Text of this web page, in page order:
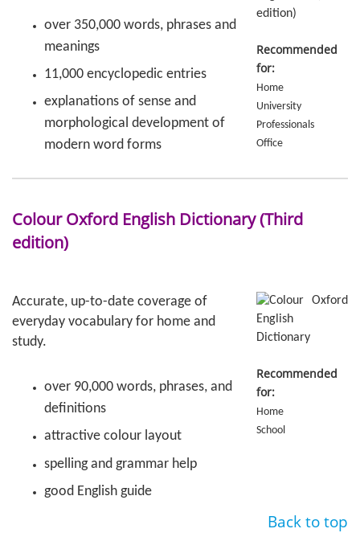
over 350,000 words, phrases and
meanings
11,000 encyclopedic entries
explanations of sense and
morphological development of
modern word forms
Recommended
for:
Home
University
Professionals
Office
Colour Oxford English Dictionary (Third
edition)
Accurate, up-to-date coverage of
everyday vocabulary for home and
study.
over 90,000 words, phrases, and
definitions
attractive colour layout
spelling and grammar help
good English guide
Recommended
for:
Home
School
Back to top